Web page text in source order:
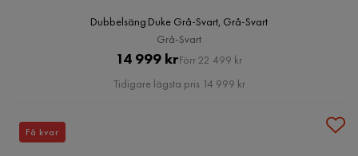
Dubbelsäng Duke Grå-Svart, Grå-Svart
Grå-Svart
Pris
14 999 krOriginal
Pris
Förr 22 499 kr
Tidigare lägsta pris 14 999 kr
Få kvar